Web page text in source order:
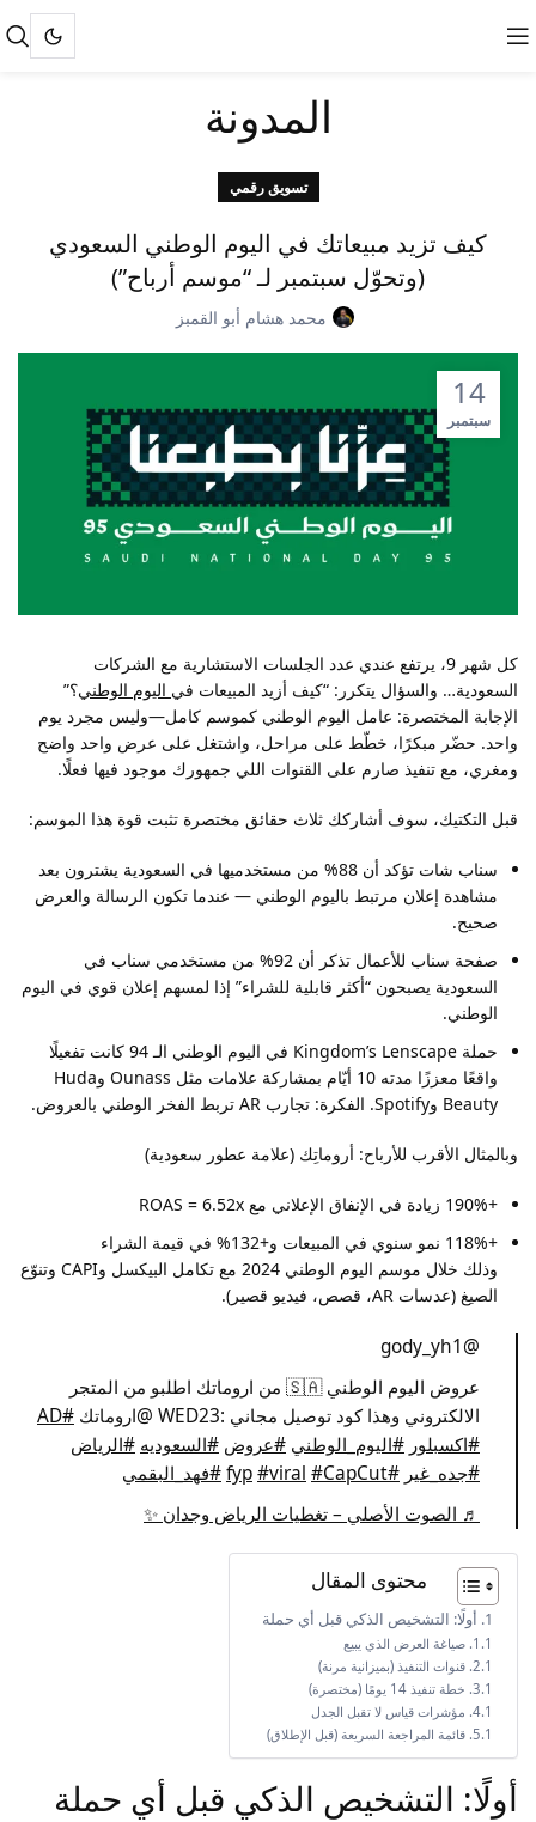
المدونة
تسويق رقمي
كيف تزيد مبيعاتك في اليوم الوطني السعودي
(وتحوّل سبتمبر لـ “موسم أرباح”)
محمد هشام أبو القمبز
14
سبتمبر
كل شهر 9، يرتفع عندي عدد الجلسات الاستشارية مع الشركات
السعودية… والسؤال يتكرر: “كيف أزيد المبيعات في اليوم الوطني؟”
الإجابة المختصرة: عامل اليوم الوطني كموسم كامل—وليس مجرد يوم
واحد. حضّر مبكرًا، خطّط على مراحل، واشتغل على عرض واحد واضح
ومغري، مع تنفيذ صارم على القنوات اللي جمهورك موجود فيها فعلًا.
قبل التكتيك، سوف أشاركك ثلاث حقائق مختصرة تثبت قوة هذا الموسم:
سناب شات تؤكد أن 88% من مستخدميها في السعودية يشترون بعد
مشاهدة إعلان مرتبط باليوم الوطني — عندما تكون الرسالة والعرض
صحيح.
صفحة سناب للأعمال تذكر أن 92% من مستخدمي
سناب في
السعودية يصبحون “أكثر قابلية للشراء” إذا لمسهم إعلان قوي في اليوم
الوطني.
حملة Kingdom’s Lenscape في اليوم الوطني الـ 94 كانت تفعيلًا
واقعًا معززًا مدته 10 أيّام بمشاركة علامات مثل
Ounass وHuda
Beauty وSpotify. الفكرة: تجارب AR تربط الفخر الوطني بالعروض.
وبالمثال الأقرب للأرباح: أروماتِك (علامة عطور سعودية)
+190% زيادة في الإنفاق الإعلاني مع ROAS = 6.52x
+118% نمو سنوي في المبيعات و+132% في قيمة الشراء
وذلك خلال موسم اليوم الوطني 2024 مع تكامل البيكسل وCAPI وتنوّع
الصيغ (عدسات AR، قصص، فيديو قصير).
@gody_yh1
عروض اليوم الوطني 🇸🇦 من اروماتك اطلبو من المتجر
الالكتروني وهذا كود توصيل مجاني :WED23 @اروماتك
#AD
#اكسبلور #اليوم_الوطني #عروض #السعوديه #الرياض
#جده_غير #fyp
#viral #CapCut
#فهد_البقمي
♬ الصوت الأصلي – تغطيات الرياض وجدان ✨
محتوى المقال
أولًا: التشخيص الذكي قبل أي حملة
صياغة العرض الذي يبيع
قنوات التنفيذ (بميزانية مرنة)
خطة تنفيذ 14 يومًا (مختصرة)
مؤشرات قياس لا تقبل الجدل
قائمة المراجعة السريعة (قبل الإطلاق)
أولًا: التشخيص الذكي قبل أي حملة